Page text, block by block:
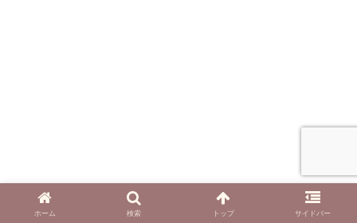
ホーム 検索 トップ サイドバー